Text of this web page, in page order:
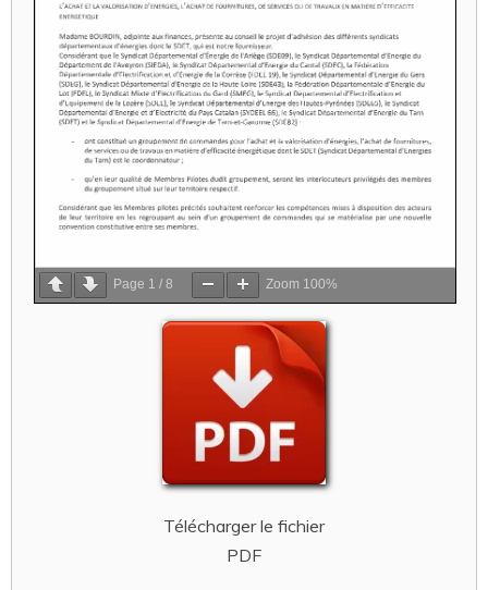
Page 1 / 8 Zoom 100%
Télécharger le fichier
PDF